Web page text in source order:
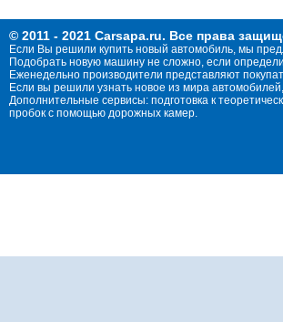
© 2011 - 2021 Carsapa.ru. Все права
Если Вы решили купить новый автомобиль, мы
Подобрать новую машину не сложно, если
Еженедельно производители представляют
Если вы решили узнать новое из мира
Дополнительные сервисы: подготовка к
пробок с помощью дорожных камер.